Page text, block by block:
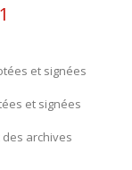
et signées
et signées
archives